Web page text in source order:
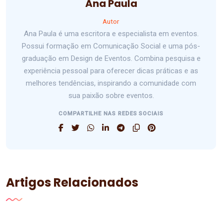
Ana Paula
Autor
Ana Paula é uma escritora e especialista em eventos.
Possui formação em Comunicação Social e uma pós-
graduação em Design de Eventos. Combina pesquisa e
experiência pessoal para oferecer dicas práticas e as
melhores tendências, inspirando a comunidade com
sua paixão sobre eventos.
COMPARTILHE NAS REDES SOCIAIS
Artigos Relacionados